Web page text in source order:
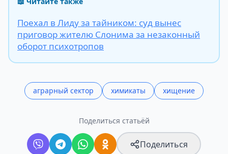
Поехал в Лиду за тайником: суд вынес
приговор жителю Слонима за незаконный
оборот психотропов
аграрный сектор химикаты хищение
Поделиться статьёй
Поделиться